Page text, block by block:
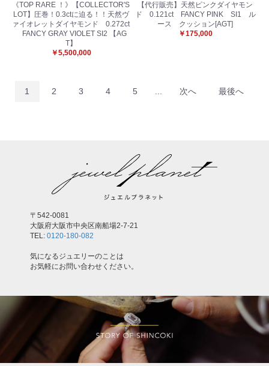
《TOP RARE ！》【COLLECTOR'S
LOT】圧巻！0.3ctに迫る！！天然ヴ
ァイオレットダイヤモンド 0.272ct
FANCY GRAY VIOLET SI2 【AG
T】
￥5,500,000
【代行販売】天然ピンクダイヤモン
ド 0.121ct FANCY PINK SI1 ル
ース クッション[AGT]
￥175,000
1 2 3 4 5 次へ 最後へ
〒542-0081
大阪府大阪市中央区南船場2-7-21
TEL: 0120-180-082
気になるジュエリーのことは
お気軽にお問い合わせください。